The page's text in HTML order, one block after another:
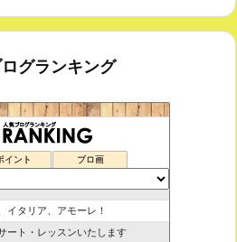
グランキング
イント ブロ画
れられない作品
来たもんだ
イタリア、アモーレ！
ート・レッスンいたします